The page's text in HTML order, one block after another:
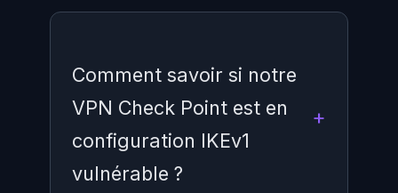
Comment savoir si notre
VPN Check Point est en
configuration IKEv1
vulnérable ?